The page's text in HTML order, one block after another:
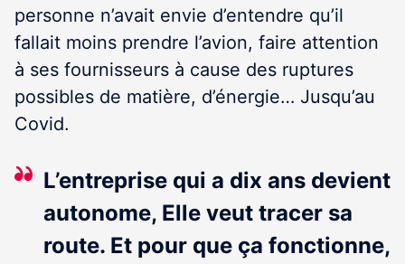
personne n’avait envie d’entendre qu’il
fallait moins prendre l’avion, faire attention
à ses fournisseurs à cause des ruptures
possibles de matière, d’énergie… Jusqu’au
Covid.
L’entreprise qui a dix ans devient
autonome, Elle veut tracer sa
route. Et pour que ça fonctionne,